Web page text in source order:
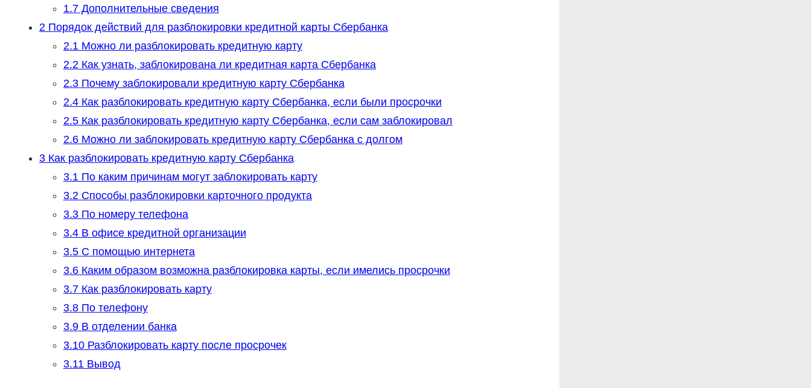
1.7Дополнительные сведения
2Порядок действий для разблокировки кредитной карты Сбербанка
2.1Можно ли разблокировать кредитную карту
2.2Как узнать, заблокирована ли кредитная карта Сбербанка
2.3Почему заблокировали кредитную карту Сбербанка
2.4Как разблокировать кредитную карту Сбербанка, если были просрочки
2.5Как разблокировать кредитную карту Сбербанка, если сам заблокировал
2.6Можно ли заблокировать кредитную карту Сбербанка с долгом
3Как разблокировать кредитную карту Сбербанка
3.1По каким причинам могут заблокировать карту
3.2Способы разблокировки карточного продукта
3.3По номеру телефона
3.4В офисе кредитной организации
3.5С помощью интернета
3.6Каким образом возможна разблокировка карты, если имелись просрочки
3.7Как разблокировать карту
3.8По телефону
3.9В отделении банка
3.10Разблокировать карту после просрочек
3.11Вывод